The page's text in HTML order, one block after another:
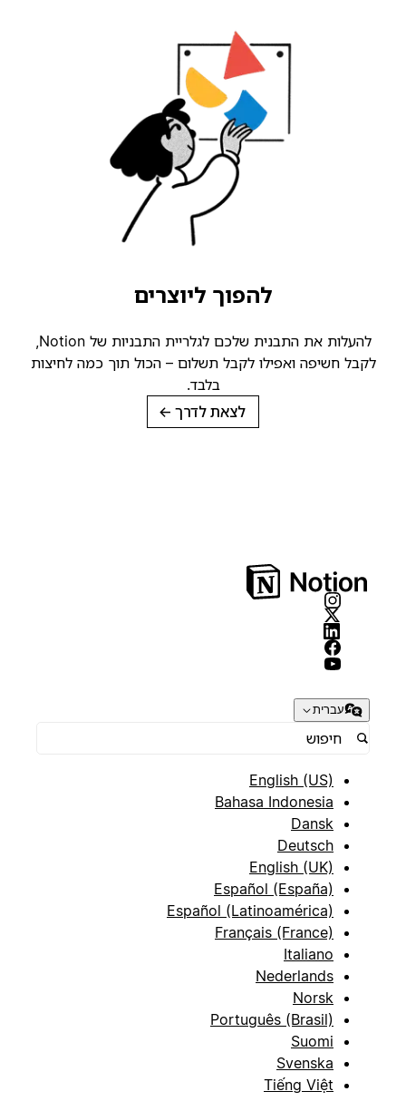
להפוך ליוצרים
להעלות את התבנית שלכם לגלריית התבניות של Notion,
לקבל חשיפה ואפילו לקבל תשלום – הכול תוך כמה לחיצות
בלבד.
לצאת לדרך→
עברית
English (US)
Bahasa Indonesia
Dansk
Deutsch
English (UK)
Español (España)
Español (Latinoamérica)
Français (France)
Italiano
Nederlands
Norsk
Português (Brasil)
Suomi
Svenska
Tiếng Việt